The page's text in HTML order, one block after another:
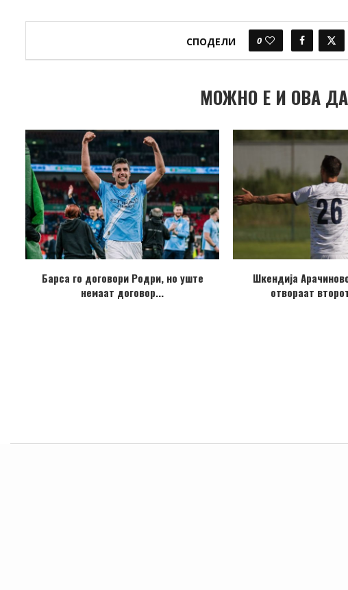
СПОДЕЛИ 0
МОЖНО Е И ОВА
Барса го договори Родри, но уште
немаат договор...
Шкендија
отвораат